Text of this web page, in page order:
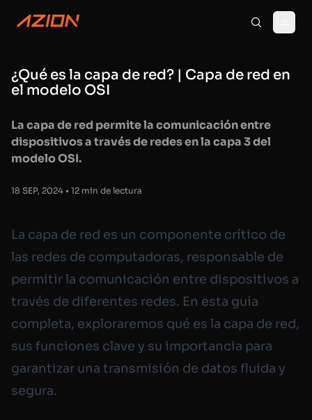
¿Qué es la capa de red? | Capa de red en
el modelo OSI
La capa de red permite la comunicación entre
dispositivos a través de redes en la capa 3 del
modelo OSI.
18 SEP, 2024 • 12 min de lectura
La capa de red es un componente crítico de
las redes de computadoras, responsable de
permitir la comunicación entre dispositivos a
través de diferentes redes. En esta guía
completa, exploraremos qué es la capa de red,
sus funciones clave y su importancia para
garantizar una transmisión de datos fluida y
segura.